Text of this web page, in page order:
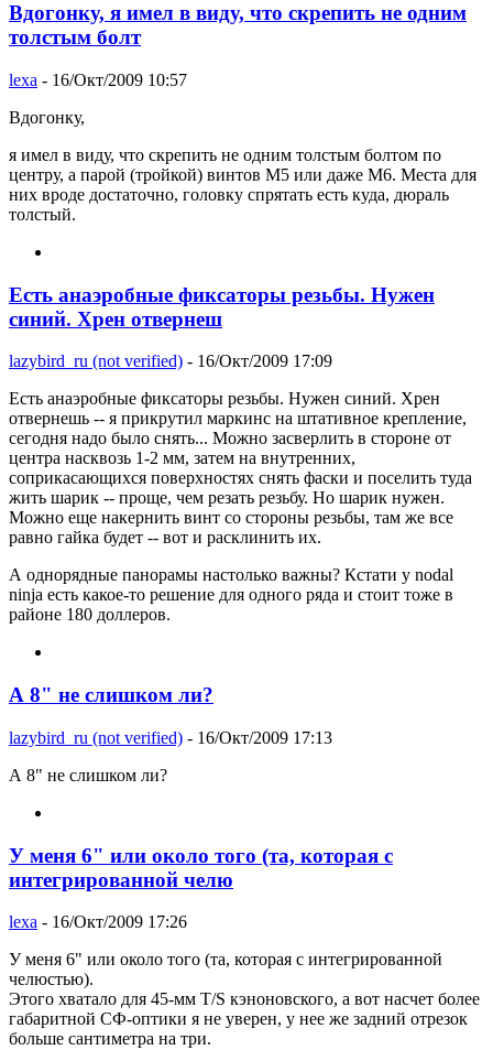
Вдогонку, я имел в виду, что скрепить не одним
толстым болт
lexa - 16/Окт/2009 10:57
Вдогонку,
я имел в виду, что скрепить не одним толстым болтом по
центру, а парой (тройкой) винтов M5 или даже M6. Места для
них вроде достаточно, головку спрятать есть куда, дюраль
толстый.
Есть анаэробные фиксаторы резьбы. Нужен
синий. Хрен отвернеш
lazybird_ru (not verified) - 16/Окт/2009 17:09
Есть анаэробные фиксаторы резьбы. Нужен синий. Хрен
отвернешь -- я прикрутил маркинс на штативное крепление,
сегодня надо было снять... Можно засверлить в стороне от
центра насквозь 1-2 мм, затем на внутренних,
соприкасающихся поверхностях снять фаски и поселить туда
жить шарик -- проще, чем резать резьбу. Но шарик нужен.
Можно еще накернить винт со стороны резьбы, там же все
равно гайка будет -- вот и расклинить их.
А однорядные панорамы настолько важны? Кстати у nodal
ninja есть какое-то решение для одного ряда и стоит тоже в
районе 180 доллеров.
А 8" не слишком ли?
lazybird_ru (not verified) - 16/Окт/2009 17:13
А 8" не слишком ли?
У меня 6" или около того (та, которая с
интегрированной челю
lexa - 16/Окт/2009 17:26
У меня 6" или около того (та, которая с интегрированной
челюстью).
Этого хватало для 45-мм T/S кэноновского, а вот насчет более
габаритной СФ-оптики я не уверен, у нее же задний отрезок
больше сантиметра на три.